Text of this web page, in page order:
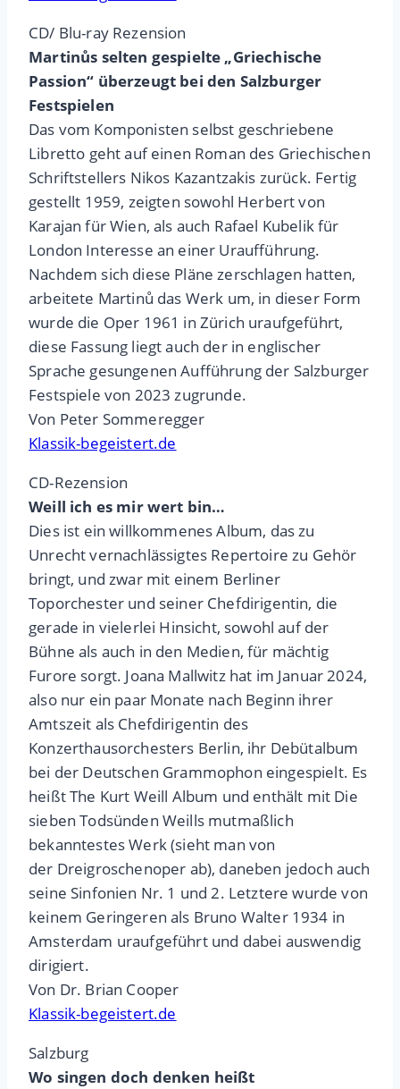
CD/ Blu-ray Rezension
Martinůs selten gespielte „Griechische
Passion“ überzeugt bei den Salzburger
Festspielen
Das vom Komponisten selbst geschriebene
Libretto geht auf einen Roman des Griechischen
Schriftstellers Nikos Kazantzakis zurück. Fertig
gestellt 1959, zeigten sowohl Herbert von
Karajan für Wien, als auch Rafael Kubelik für
London Interesse an einer Uraufführung.
Nachdem sich diese Pläne zerschlagen hatten,
arbeitete Martinů das Werk um, in dieser Form
wurde die Oper 1961 in Zürich uraufgeführt,
diese Fassung liegt auch der in englischer
Sprache gesungenen Aufführung der Salzburger
Festspiele von 2023 zugrunde.
Von Peter Sommeregger
Klassik-begeistert.de
CD-Rezension
Weill ich es mir wert bin…
Dies ist ein willkommenes Album, das zu
Unrecht vernachlässigtes Repertoire zu Gehör
bringt, und zwar mit einem Berliner
Toporchester und seiner Chefdirigentin, die
gerade in vielerlei Hinsicht, sowohl auf der
Bühne als auch in den Medien, für mächtig
Furore sorgt. Joana Mallwitz hat im Januar 2024,
also nur ein paar Monate nach Beginn ihrer
Amtszeit als Chefdirigentin des
Konzerthausorchesters Berlin, ihr Debütalbum
bei der Deutschen Grammophon eingespielt. Es
heißt The Kurt Weill Album und enthält mit Die
sieben Todsünden Weills mutmaßlich
bekanntestes Werk (sieht man von
der Dreigroschenoper ab), daneben jedoch auch
seine Sinfonien Nr. 1 und 2. Letztere wurde von
keinem Geringeren als Bruno Walter 1934 in
Amsterdam uraufgeführt und dabei auswendig
dirigiert.
Von Dr. Brian Cooper
Klassik-begeistert.de
Salzburg
Wo singen doch denken heißt